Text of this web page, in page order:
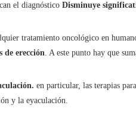
el diagnóstico Disminuye
tratamiento oncológico en
de erección. A este punto hay que
en particular, las terapias
y la eyaculación.